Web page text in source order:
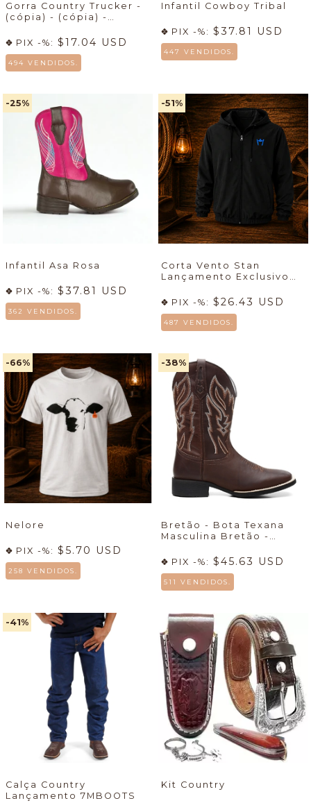
Gorra Country Trucker -
(cópia) - (cópia) -
PIX -%: $17.04 USD
494 VENDIDOS.
Infantil Cowboy Tribal
PIX -%: $37.81 USD
447 VENDIDOS.
-25%
Infantil Asa Rosa
PIX -%: $37.81 USD
362 VENDIDOS.
-51%
Corta Vento Stan
Lançamento Exclusivo
PIX -%: $26.43 USD
487 VENDIDOS.
-66%
Nelore
PIX -%: $5.70 USD
258 VENDIDOS.
-38%
Bretão - Bota Texana
Masculina Bretão -
Cueca🔥
PIX -%: $45.63 USD
511 VENDIDOS.
-41%
Calça Country
Lançamento 7MBOOTS
Kit Country